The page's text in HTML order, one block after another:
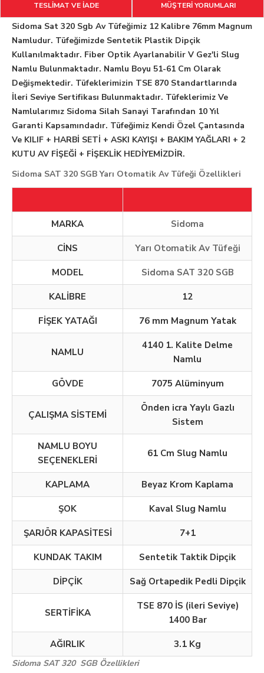
TESLİMAT VE İADE MÜŞTERİ YORUMLARI
Sidoma Sat 320 Sgb Av Tüfeğimiz 12 Kalibre 76mm Magnum
Namludur. Tüfeğimizde Sentetik Plastik Dipçik
Kullanılmaktadır. Fiber Optik Ayarlanabilir V Gez'li Slug
Namlu Bulunmaktadır. Namlu Boyu 51-61 Cm Olarak
Değişmektedir. Tüfeklerimizin TSE 870 Standartlarında
İleri Seviye Sertifikası Bulunmaktadır. Tüfeklerimiz Ve
Namlularımız Sidoma Silah Sanayi Tarafından 10 Yıl
Garanti Kapsamındadır. Tüfeğimiz Kendi Özel Çantasında
Ve KILIF + HARBİ SETİ + ASKI KAYIŞI + BAKIM YAĞLARI + 2
KUTU AV FİŞEĞİ + FİŞEKLİK HEDİYEMİZDİR.
Sidoma SAT 320 SGB Yarı Otomatik Av Tüfeği Özellikleri
MARKA Sidoma
CİNS Yarı Otomatik Av Tüfeği
MODEL Sidoma SAT 320 SGB
KALİBRE 12
FİŞEK YATAĞI 76 mm Magnum Yatak
NAMLU
4140 1. Kalite Delme
Namlu
GÖVDE 7075 Alüminyum
ÇALIŞMA SİSTEMİ
Önden icra Yaylı Gazlı
Sistem
NAMLU BOYU
SEÇENEKLERİ
61 Cm Slug Namlu
KAPLAMA Beyaz Krom Kaplama
ŞOK Kaval Slug Namlu
ŞARJÖR KAPASİTESİ 7+1
KUNDAK TAKIM Sentetik Taktik Dipçik
DİPÇİK Sağ Ortapedik Pedli Dipçik
SERTİFİKA
TSE 870 İS (ileri Seviye)
1400 Bar
AĞIRLIK 3.1 Kg
Sidoma SAT 320 SGB Özellikleri